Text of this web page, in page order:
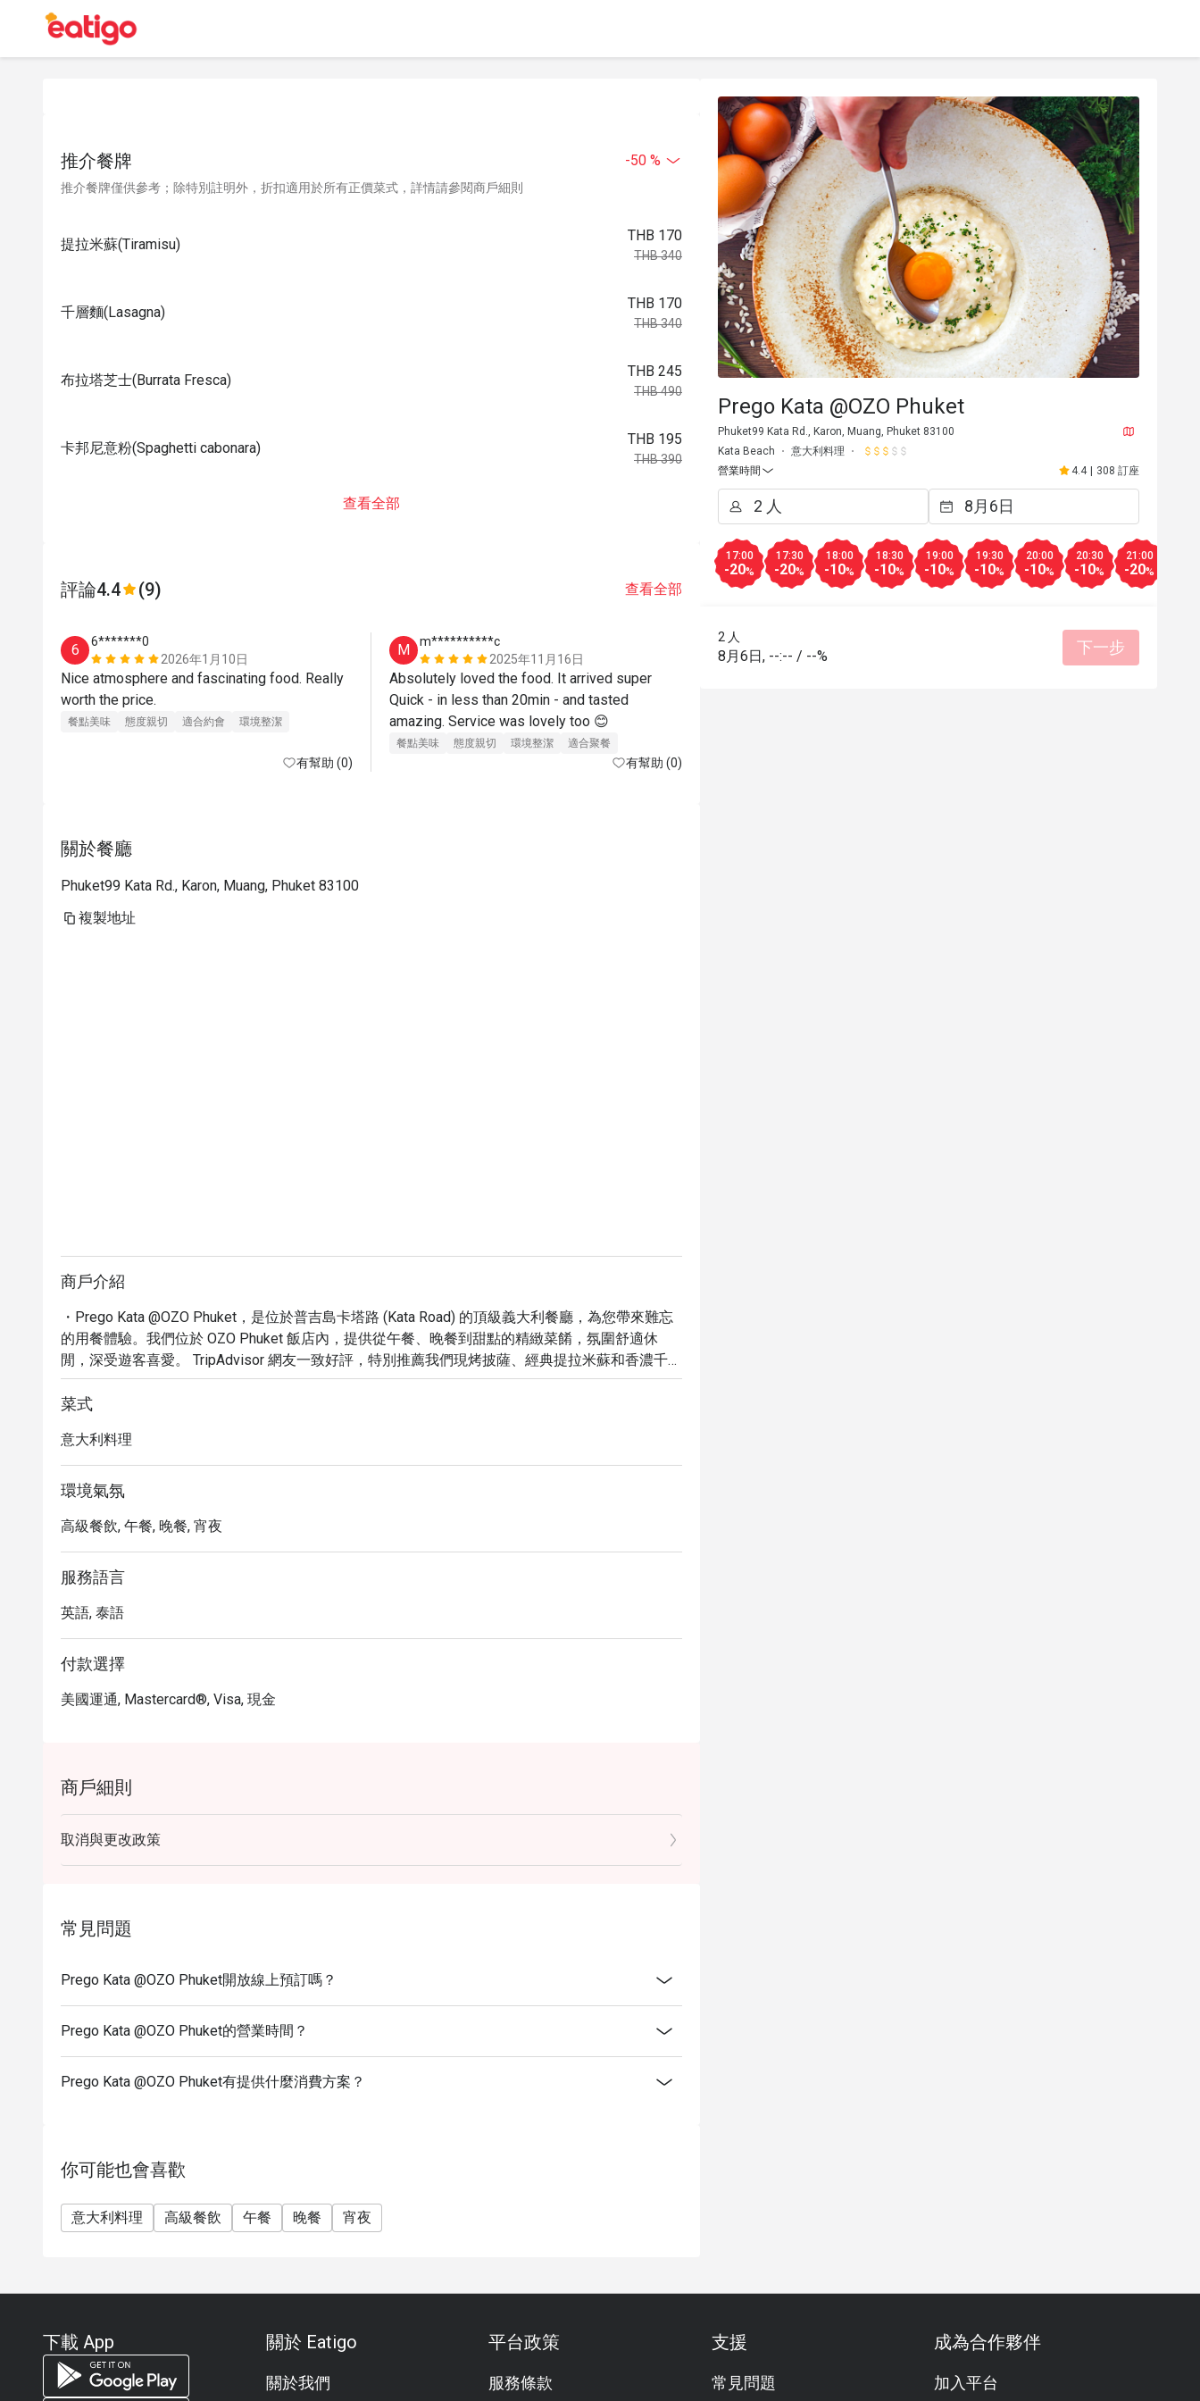
推介餐牌 -50 %
推介餐牌僅供參考；除特別註明外，折扣適用於所有正價菜式，詳情請參閱商戶細則
提拉米蘇(Tiramisu)
THB 170
THB 340
千層麵(Lasagna)
THB 170
THB 340
布拉塔芝士(Burrata Fresca)
THB 245
THB 490
卡邦尼意粉(Spaghetti cabonara)
THB 195
THB 390
查看全部
評論4.4 (9) 查看全部
6
6*******0
2026年1月10日
Nice atmosphere and fascinating food. Really
worth the price.
餐點美味 態度親切 適合約會 環境整潔
有幫助 (0)
M
m**********c
2025年11月16日
Absolutely loved the food. It arrived super
Quick - in less than 20min - and tasted
amazing. Service was lovely too 😊
餐點美味 態度親切 環境整潔 適合聚餐
有幫助 (0)
L
2024年12月22日
g******o
關於餐廳
Phuket99 Kata Rd., Karon, Muang, Phuket 83100
複製地址
商戶介紹
・Prego Kata @OZO Phuket，是位於普吉島卡塔路 (Kata Road) 的頂級義大利餐廳，為您帶來難忘
的用餐體驗。我們位於 OZO Phuket 飯店內，提供從午餐、晚餐到甜點的精緻菜餚，氛圍舒適休
閒，深受遊客喜愛。 TripAdvisor 網友一致好評，特別推薦我們現烤披薩、經典提拉米蘇和香濃千層
麵，絕對是您品嚐正宗義大利美味的首選。
・無論您是獨自探索、與摯友相聚，或與家人一同用餐，Prego Kata @OZO Phuket 都能滿足您的
體驗。餐廳備有豐富的酒單，包括精選葡萄酒、啤酒與雞尾酒，搭配各式小菜與簡餐，讓您的味蕾
盡情享受。
・透過 Eatigo 預訂 Prego Kata @OZO Phuket，您可以輕鬆享有獨家優惠，最高可享 5 折折扣，讓
菜式
意大利料理
環境氣氛
高級餐飲, 午餐, 晚餐, 宵夜
服務語言
英語, 泰語
付款選擇
美國運通, Mastercard®, Visa, 現金
商戶細則
取消與更改政策
常見問題
Prego Kata @OZO Phuket開放線上預訂嗎？
Prego Kata @OZO Phuket的營業時間？
Prego Kata @OZO Phuket有提供什麼消費方案？
你可能也會喜歡
意大利料理 高級餐飲 午餐 晚餐 宵夜
Prego Kata @OZO Phuket
Phuket99 Kata Rd., Karon, Muang, Phuket 83100
Kata Beach
意大利料理
營業時間
4.4 | 308 訂座
17:00
-20%
17:30
-20%
18:00
-10%
18:30
-10%
19:00
-10%
19:30
-10%
20:00
-10%
20:30
-10%
21:00
-20%
2 人
8月6日, --:-- / --% 下一步
下載 App 關於 Eatigo
關於我們
平台政策
服務條款
支援
常見問題
成為合作夥伴
加入平台